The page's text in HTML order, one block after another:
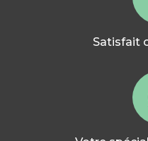
Satisfait